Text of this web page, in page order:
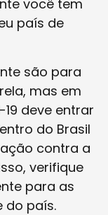
você tem
país de
são para
mas em
deve entrar
do Brasil
contra a
verifique
para as
do país.